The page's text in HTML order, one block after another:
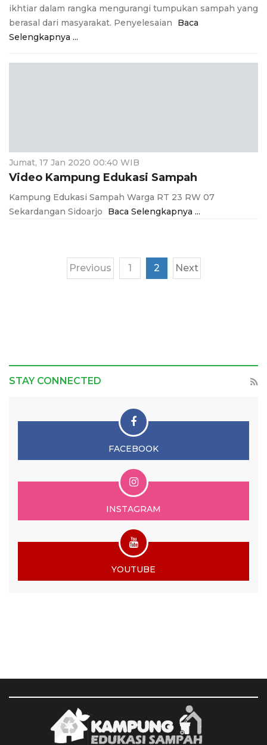
ikhtiar dalam rangka mengurangi tumpukan sampah yang
berasal dari masyarakat. Penyelesaian
Baca
Selengkapnya ...
Jumat, 17 Jan 2020 00:40 WIB
Video Kampung Edukasi Sampah
Kampung Edukasi Sampah Warga RT 23 RW 07
Sekardangan Sidoarjo
Baca Selengkapnya ...
Previous 1 2 Next
STAY CONNECTED
FACEBOOK
INSTAGRAM
YOUTUBE